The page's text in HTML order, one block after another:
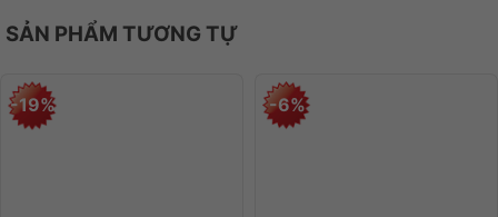
SẢN PHẨM TƯƠNG TỰ
-19% -6%